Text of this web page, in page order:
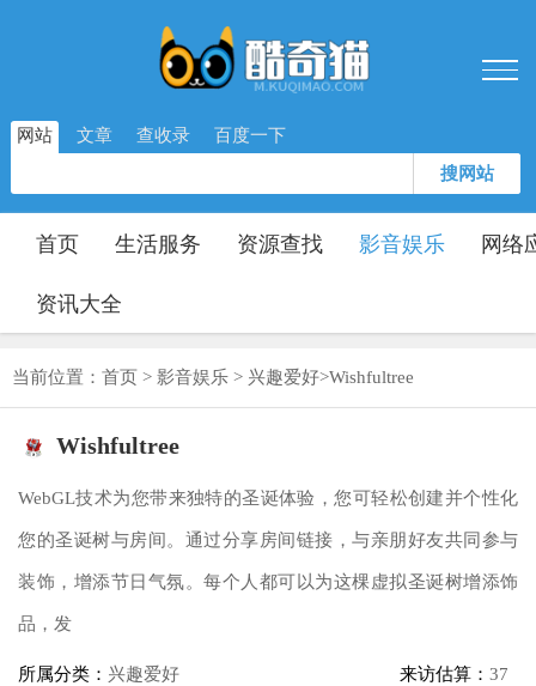
网站 文章 查收录 百度一下
搜网站
首页 生活服务 资源查找 影音娱乐 网络
资讯大全
当前位置： 首页 > 影音娱乐 > 兴趣爱好>Wishfultree
Wishfultree
WebGL技术为您带来独特的圣诞体验，您可轻松创建并个性化
您的圣诞树与房间。通过分享房间链接，与亲朋好友共同参与
装饰，增添节日气氛。每个人都可以为这棵虚拟圣诞树增添饰
品，发
所属分类： 兴趣爱好 来访估算： 37